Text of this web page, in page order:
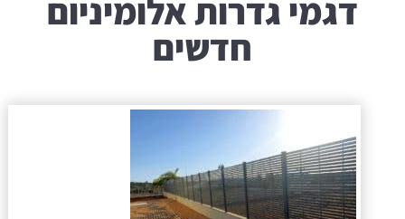
דגמי גדרות אלומיניום
חדשים